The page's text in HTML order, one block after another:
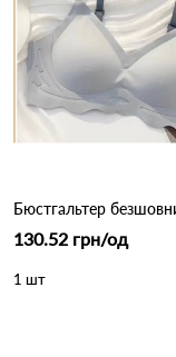
130.52 грн/од
1 шт